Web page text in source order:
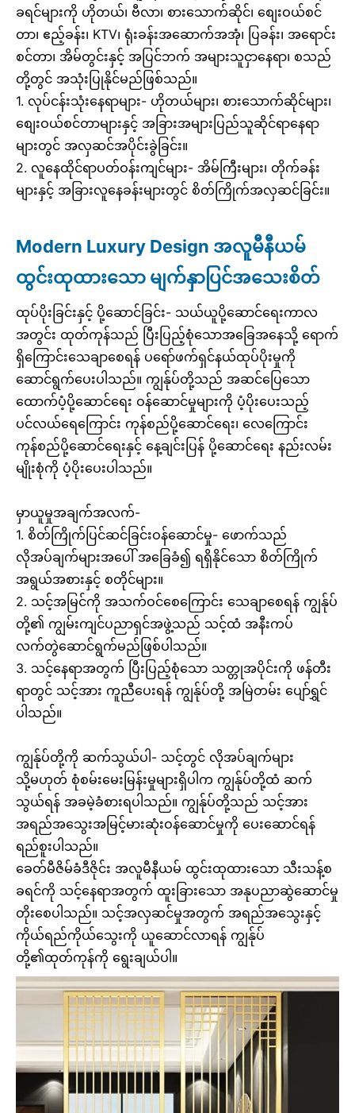
ခရင်များကို ဟိုတယ်၊ ဗီလာ၊ စားသောက်ဆိုင်၊ စျေးဝယ်စင်
တာ၊ ဧည့်ခန်း၊ KTV၊ ရုံးခန်းအဆောက်အအုံ၊ ပြခန်း၊ အရောင်း
စင်တာ၊ အိမ်တွင်းနှင့် အပြင်ဘက် အများသူငှာနေရာ၊ စသည်
တို့တွင် အသုံးပြုနိုင်မည်ဖြစ်သည်။
1. လုပ်ငန်းသုံးနေရာများ- ဟိုတယ်များ၊ စားသောက်ဆိုင်များ၊
စျေးဝယ်စင်တာများနှင့် အခြားအများပြည်သူဆိုင်ရာနေရာ
များတွင် အလှဆင်အပိုင်းခွဲခြင်း။
2. လူနေထိုင်ရာပတ်ဝန်းကျင်များ- အိမ်ကြီးများ၊ တိုက်ခန်း
များနှင့် အခြားလူနေခန်းများတွင် စိတ်ကြိုက်အလှဆင်ခြင်း။
Modern Luxury Design အလူမီနီယမ်
ထွင်းထုထားသော မျက်နှာပြင်အသေးစိတ်
ထုပ်ပိုးခြင်းနှင့် ပို့ဆောင်ခြင်း- သယ်ယူပို့ဆောင်ရေးကာလ
အတွင်း ထုတ်ကုန်သည် ပြီးပြည့်စုံသောအခြေအနေသို့ ရောက်
ရှိကြောင်းသေချာစေရန် ပရော်ဖက်ရှင်နယ်ထုပ်ပိုးမှုကို
ဆောင်ရွက်ပေးပါသည်။ ကျွန်ုပ်တို့သည် အဆင်ပြေသော
ထောက်ပံ့ပို့ဆောင်ရေး ဝန်ဆောင်မှုများကို ပံ့ပိုးပေးသည့်
ပင်လယ်ရေကြောင်း ကုန်စည်ပို့ဆောင်ရေး၊ လေကြောင်း
ကုန်စည်ပို့ဆောင်ရေးနှင့် နေ့ချင်းပြန် ပို့ဆောင်ရေး နည်းလမ်း
မျိုးစုံကို ပံ့ပိုးပေးပါသည်။
မှာယူမှုအချက်အလက်-
1. စိတ်ကြိုက်ပြင်ဆင်ခြင်းဝန်ဆောင်မှု- ဖောက်သည်
လိုအပ်ချက်များအပေါ် အခြေခံ၍ ရရှိနိုင်သော စိတ်ကြိုက်
အရွယ်အစားနှင့် စတိုင်များ။
2. သင့်အမြင်ကို အသက်ဝင်စေကြောင်း သေချာစေရန် ကျွန်ုပ်
တို့၏ ကျွမ်းကျင်ပညာရှင်အဖွဲ့သည် သင့်ထံ အနီးကပ်
လက်တွဲဆောင်ရွက်မည်ဖြစ်ပါသည်။
3. သင့်နေရာအတွက် ပြီးပြည့်စုံသော သတ္တုအပိုင်းကို ဖန်တီး
ရာတွင် သင့်အား ကူညီပေးရန် ကျွန်ုပ်တို့ အမြဲတမ်း ပျော်ရွှင်
ပါသည်။
ကျွန်ုပ်တို့ကို ဆက်သွယ်ပါ- သင့်တွင် လိုအပ်ချက်များ
သို့မဟုတ် စုံစမ်းမေးမြန်းမှုများရှိပါက ကျွန်ုပ်တို့ထံ ဆက်
သွယ်ရန် အခမဲ့ခံစားရပါသည်။ ကျွန်ုပ်တို့သည် သင့်အား
အရည်အသွေးအမြင့်မားဆုံးဝန်ဆောင်မှုကို ပေးဆောင်ရန်
ရည်စူးပါသည်။
ခေတ်မီဇိမ်ခံဒီဇိုင်း အလူမီနီယမ် ထွင်းထုထားသော သီးသန့်စ
ခရင်ကို သင့်နေရာအတွက် ထူးခြားသော အနုပညာဆွဲဆောင်မှု
တိုးစေပါသည်။ သင့်အလှဆင်မှုအတွက် အရည်အသွေးနှင့်
ကိုယ်ရည်ကိုယ်သွေးကို ယူဆောင်လာရန် ကျွန်ုပ်
တို့၏ထုတ်ကုန်ကို ရွေးချယ်ပါ။